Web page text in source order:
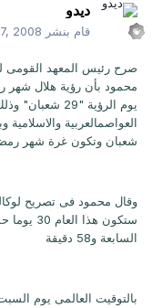
ديدو
قام بنشر 2008
صرح رئيس المعهد القومى
محمود بأن رؤية هلال شهر
يوم الرؤية
العواصمالعربية والاسلامية
شعبان وتكون غرة شهر رمضان
وقال محمود فى تصريح
ستكون هذا
السابعة و58 دقيقة
بالتوقيت العالمى يوم